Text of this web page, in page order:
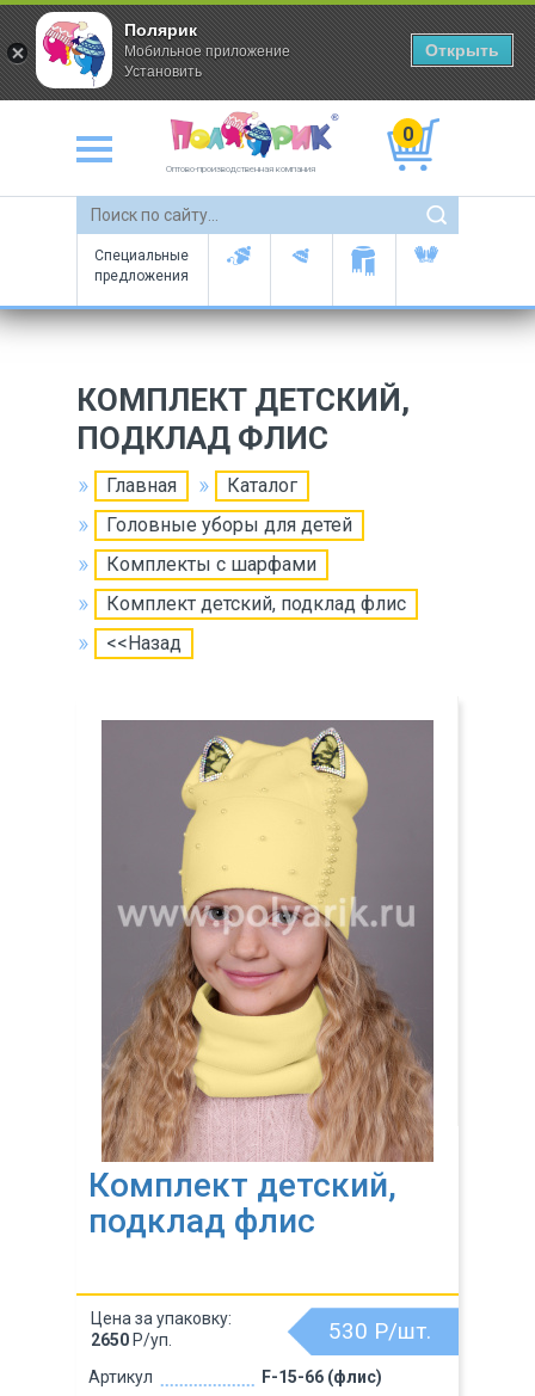
Оптово-производственная компания
0
Специальные
предложения
КОМПЛЕКТ ДЕТСКИЙ,
ПОДКЛАД ФЛИС
Главная
Каталог
Головные уборы для детей
Комплекты с шарфами
Комплект детский, подклад флис
<<Назад
Комплект детский,
подклад флис
Артикул
F-15-66 (флис)
530 Р/шт.
Цена за упаковку:
2650 Р/уп.
Полярик
Мобильное приложение
Установить
Открыть